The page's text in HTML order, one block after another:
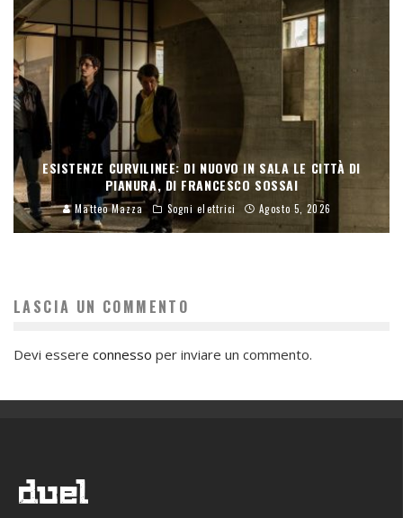
ESISTENZE CURVILINEE: DI NUOVO IN SALA LE CITTÀ DI
PIANURA, DI FRANCESCO SOSSAI
Matteo Mazza Sogni elettrici Agosto 5, 2026
LASCIA UN COMMENTO
Devi essere connesso per inviare un commento.